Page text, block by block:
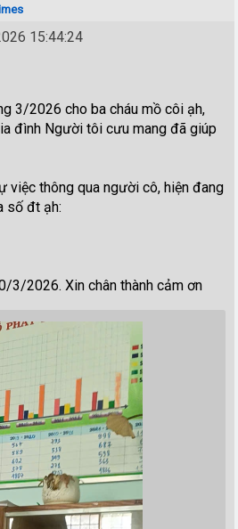
15:44:24
3/2026 cho ba cháu mồ côi ạh,
đình Người tôi cưu mang đã giúp
việc thông qua người cô, hiện đang
số đt ạh:
3/2026. Xin chân thành cảm ơn